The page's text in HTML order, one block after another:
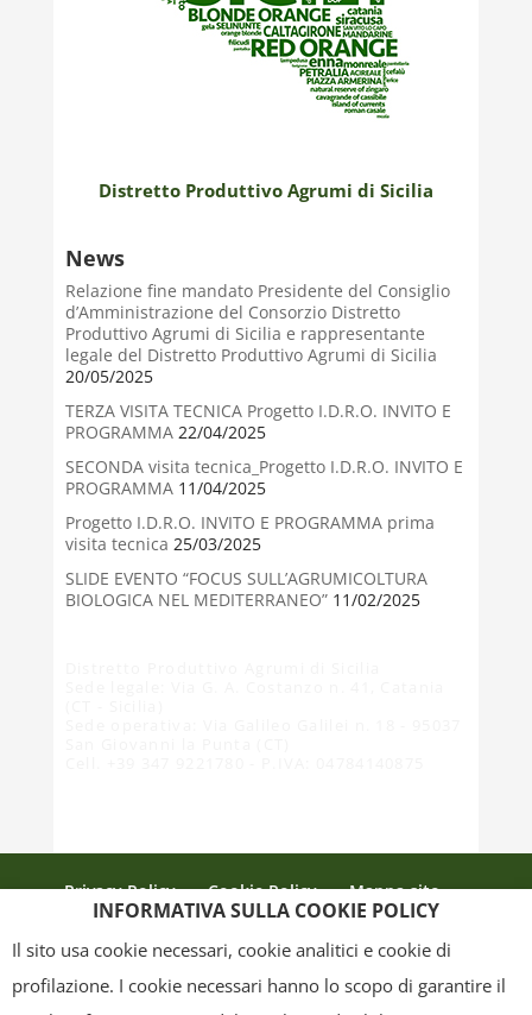
Distretto Produttivo Agrumi di Sicilia
News
Relazione fine mandato Presidente del Consiglio
d’Amministrazione del Consorzio Distretto
Produttivo Agrumi di Sicilia e rappresentante
legale del Distretto Produttivo Agrumi di Sicilia
20/05/2025
TERZA VISITA TECNICA Progetto I.D.R.O. INVITO E
PROGRAMMA22/04/2025
SECONDA visita tecnica_Progetto I.D.R.O. INVITO E
PROGRAMMA11/04/2025
Progetto I.D.R.O. INVITO E PROGRAMMA prima
visita tecnica 25/03/2025
SLIDE EVENTO “FOCUS SULL’AGRUMICOLTURA
BIOLOGICA NEL MEDITERRANEO”11/02/2025
Privacy Policy Cookie Policy
Mappa sito
INFORMATIVA SULLA COOKIE POLICY
Il sito usa cookie necessari, cookie analitici e cookie di
profilazione. I cookie necessari hanno lo scopo di garantire il